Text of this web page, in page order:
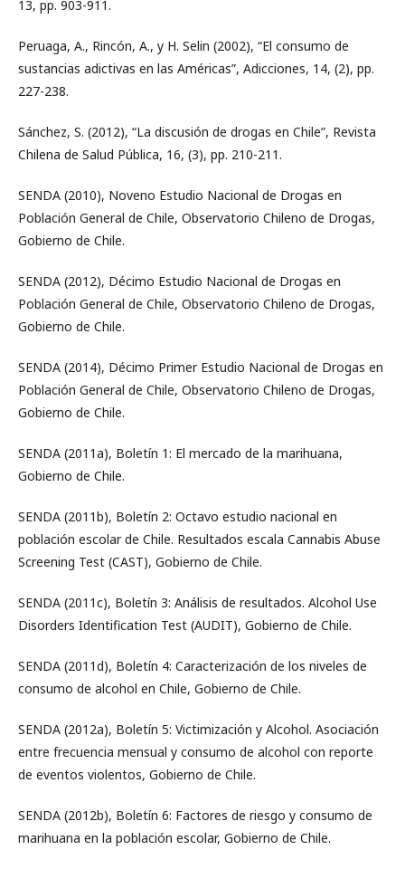
13, pp. 903-911.
Peruaga, A., Rincón, A., y H. Selin (2002), “El consumo de
sustancias adictivas en las Américas”, Adicciones, 14, (2), pp.
227-238.
Sánchez, S. (2012), “La discusión de drogas en Chile”, Revista
Chilena de Salud Pública, 16, (3), pp. 210-211.
SENDA (2010), Noveno Estudio Nacional de Drogas en
Población General de Chile, Observatorio Chileno de Drogas,
Gobierno de Chile.
SENDA (2012), Décimo Estudio Nacional de Drogas en
Población General de Chile, Observatorio Chileno de Drogas,
Gobierno de Chile.
SENDA (2014), Décimo Primer Estudio Nacional de Drogas en
Población General de Chile, Observatorio Chileno de Drogas,
Gobierno de Chile.
SENDA (2011a), Boletín 1: El mercado de la marihuana,
Gobierno de Chile.
SENDA (2011b), Boletín 2: Octavo estudio nacional en
población escolar de Chile. Resultados escala Cannabis Abuse
Screening Test (CAST), Gobierno de Chile.
SENDA (2011c), Boletín 3: Análisis de resultados. Alcohol Use
Disorders Identification Test (AUDIT), Gobierno de Chile.
SENDA (2011d), Boletín 4: Caracterización de los niveles de
consumo de alcohol en Chile, Gobierno de Chile.
SENDA (2012a), Boletín 5: Victimización y Alcohol. Asociación
entre frecuencia mensual y consumo de alcohol con reporte
de eventos violentos, Gobierno de Chile.
SENDA (2012b), Boletín 6: Factores de riesgo y consumo de
marihuana en la población escolar, Gobierno de Chile.